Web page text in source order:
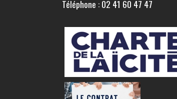
Téléphone : 02 41 60 47 47